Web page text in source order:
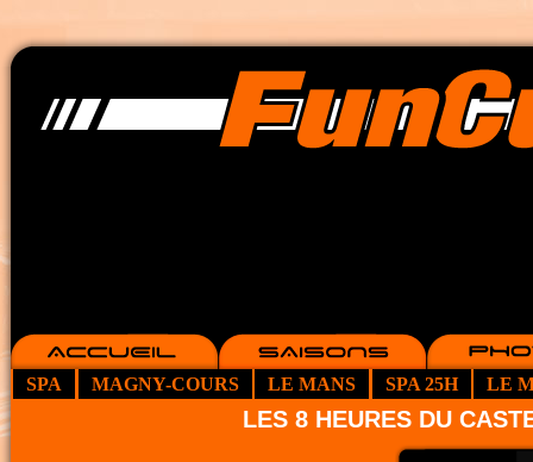
SPA MAGNY-COURS LE MANS SPA 25H LE
LES 8 HEURES DU